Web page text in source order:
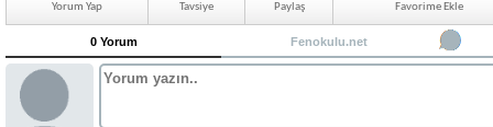
Yorum Yap Tavsiye Paylaş Favorime Ekle
0 Yorum Fenokulu.net